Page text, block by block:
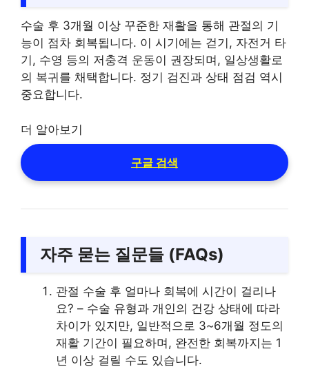
수술 후 3개월 이상 꾸준한 재활을 통해 관절의 기
능이 점차 회복됩니다. 이 시기에는 걷기, 자전거 타
기, 수영 등의 저충격 운동이 권장되며, 일상생활로
의 복귀를 채택합니다. 정기 검진과 상태 점검 역시
중요합니다.
더 알아보기
구글 검색
자주 묻는 질문들 (FAQs)
관절 수술 후 얼마나 회복에 시간이 걸리나
요? – 수술 유형과 개인의 건강 상태에 따라
차이가 있지만, 일반적으로 3~6개월 정도의
재활 기간이 필요하며, 완전한 회복까지는 1
년 이상 걸릴 수도 있습니다.